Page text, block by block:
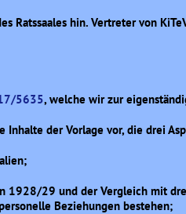
Ratssaales hin. Vertreter von
5635, welche wir zur
der Vorlage vor, die drei
1928/29 und der Vergleich mit
Beziehungen bestehen;